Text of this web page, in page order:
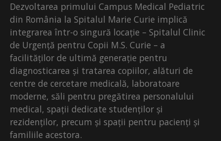
Dezvoltarea primului Campus Medical Pediatric
din România la Spitalul Marie Curie implică
integrarea într-o singură locație – Spitalul Clinic
de Urgență pentru Copii M.S. Curie – a
facilităților de ultimă generație pentru
diagnosticarea și tratarea copiilor, alături de
centre de cercetare medicală, laboratoare
moderne, săli pentru pregătirea personalului
medical, spații dedicate studenților și
rezidenților, precum și spații pentru pacienți și
familiile acestora.